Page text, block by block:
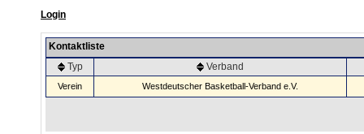
Login
Kontaktliste
Typ
Verband
Verein Westdeutscher Basketball-Verband e.V.